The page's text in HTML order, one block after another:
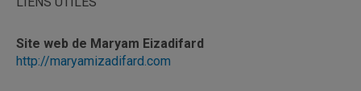
Site web de Maryam Eizadifard
http://maryamizadifard.com